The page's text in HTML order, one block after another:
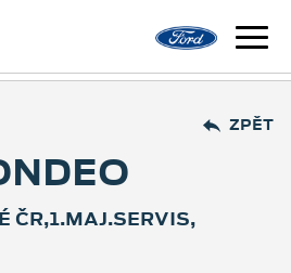
ZPĚT
ČR,1.MAJ.SERVIS,